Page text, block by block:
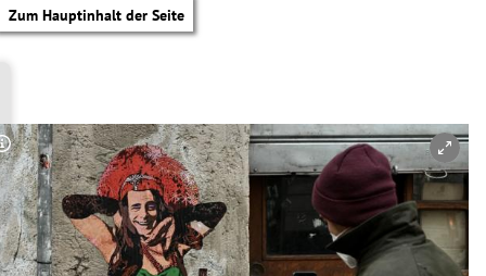
Zum Hauptinhalt der Seite
Copyright-Hinweis öffnen/schließen